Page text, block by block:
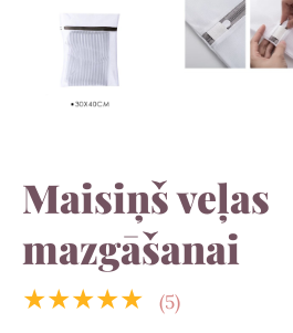
Maisiņš veļas
mazgāšanai
★★★★★ (5)